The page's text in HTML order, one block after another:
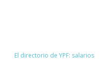
El directorio de YPF: salarios